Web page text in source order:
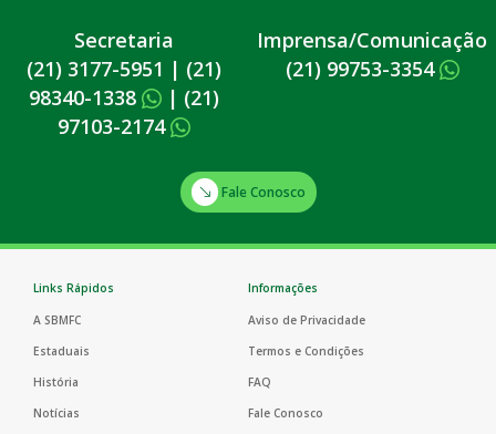
Secretaria
(21) 3177-5951 | (21)
98340-1338
| (21)
97103-2174
Imprensa/Comunicação
(21) 99753-3354
Fale Conosco
Links Rápidos
A SBMFC
Estaduais
História
Notícias
Informações
Aviso de Privacidade
Termos e Condições
FAQ
Fale Conosco